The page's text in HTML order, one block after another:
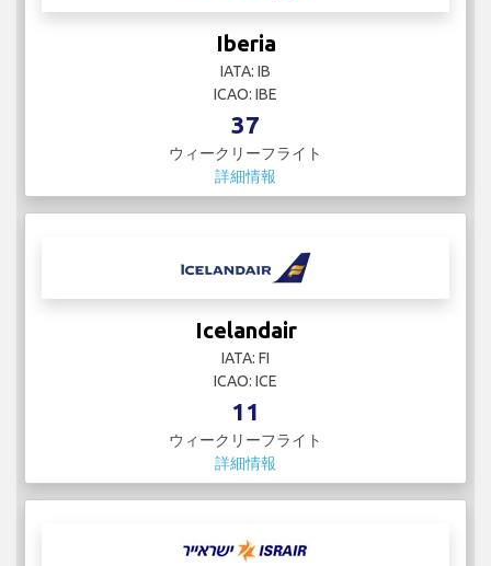
Iberia
IATA: IB
ICAO: IBE
37
ウィークリーフライト
詳細情報
Icelandair
IATA: FI
ICAO: ICE
11
ウィークリーフライト
詳細情報